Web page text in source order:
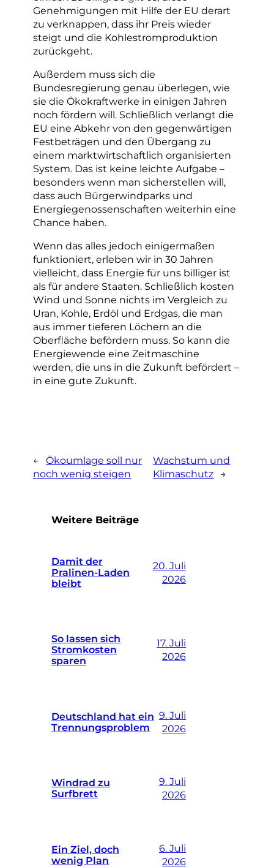
Genehmigungen mit Hilfe der EU derart
zu verknappen, dass ihr Preis wieder
steigt und die Kohlestromproduktion
zurückgeht.
Außerdem muss sich die
Bundesregierung genau überlegen, wie
sie die Ökokraftwerke in einigen Jahren
noch fördern will. Schließlich verlangt die
EU eine Abkehr von den gegenwärtigen
Festbeträgen und den Übergang zu
einem marktwirtschaftlich organisierten
System. Das ist keine leichte Aufgabe –
besonders wenn man sicherstellen will,
dass auch Bürgerwindparks und
Energiegenossenschaften weiterhin eine
Chance haben.
Wenn das alles jedoch einigermaßen
funktioniert, erleben wir in 30 Jahren
vielleicht, dass Energie für uns billiger ist
als für andere Staaten. Schließlich kosten
Wind und Sonne nichts im Vergleich zu
Uran, Kohle, Erdöl und Erdgas, die man
aus immer tieferen Löchern an die
Oberfläche befördern muss. So kann die
Energiewende eine Zeitmaschine
werden, die uns in die Zukunft befördert –
in eine gute Zukunft.
← Ökoumlage soll nur
noch wenig steigen
Wachstum und
Klimaschutz →
Weitere Beiträge
Damit der
Pralinen-Laden
bleibt
20. Juli
2026
So lassen sich
Stromkosten
sparen
17. Juli
2026
Deutschland hat ein
Trennungsproblem
9. Juli
2026
Windrad zu
Surfbrett
9. Juli
2026
Ein Ziel, doch
wenig Plan
6. Juli
2026